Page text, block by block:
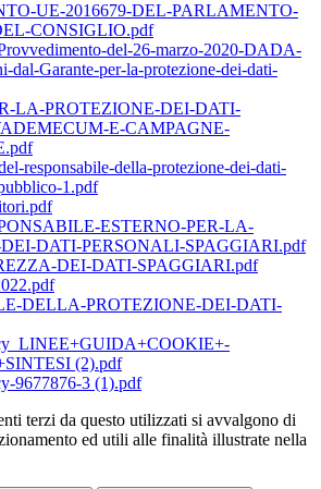
UE-2016679-DEL-PARLAMENTO-
CONSIGLIO.pdf
del-26-marzo-2020-DADA-
dal-Garante-per-la-protezione-dei-dati-
LA-PROTEZIONE-DEI-DATI-
E-CAMPAGNE-
responsabile-della-protezione-dei-dati-
1.pdf
ESTERNO-PER-LA-
DATI-PERSONALI-SPAGGIARI.pdf
DEI-DATI-SPAGGIARI.pdf
DELLA-PROTEZIONE-DEI-DATI-
(2).pdf
9677876-3 (1).pdf
terzi da questo utilizzati si avvalgono di
ed utili alle finalità illustrate nella